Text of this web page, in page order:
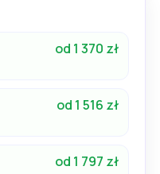
od 1 370 zł
od 1 516 zł
od 1 797 zł